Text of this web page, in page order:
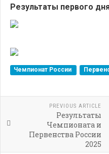
Результаты первого
Чемпионат России
PREVIOUS ARTICLE
Результаты
Чемпионата и
Первенства России
2025